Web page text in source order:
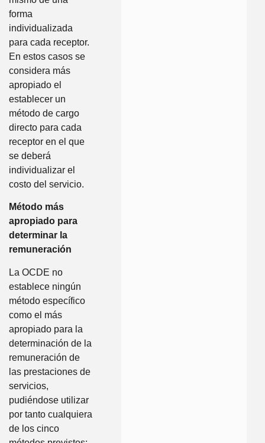
forma
individualizada
para cada receptor.
En estos casos se
considera más
apropiado el
establecer un
método de cargo
directo para cada
receptor en el que
se deberá
individualizar el
costo del servicio.
Método más
apropiado para
determinar la
remuneración
La OCDE no
establece ningún
método específico
como el más
apropiado para la
determinación de la
remuneración de
las prestaciones de
servicios,
pudiéndose utilizar
por tanto cualquiera
de los cinco